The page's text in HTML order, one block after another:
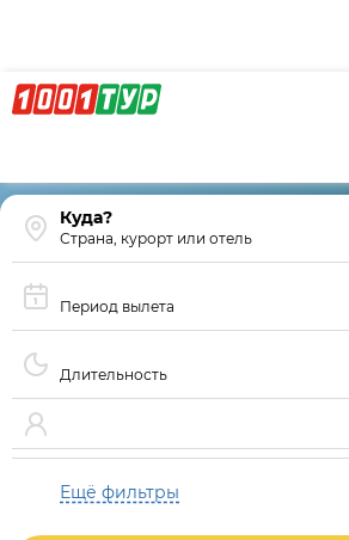
Страна, курорт или отель
Период вылета
Длительность
Ещё фильтры